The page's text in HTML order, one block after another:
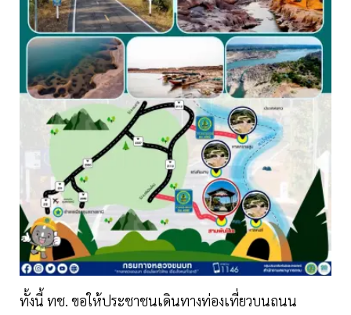
ทั้งนี้ ทช. ขอให้ประชาชนเดินทางท่องเที่ยวบนถนน